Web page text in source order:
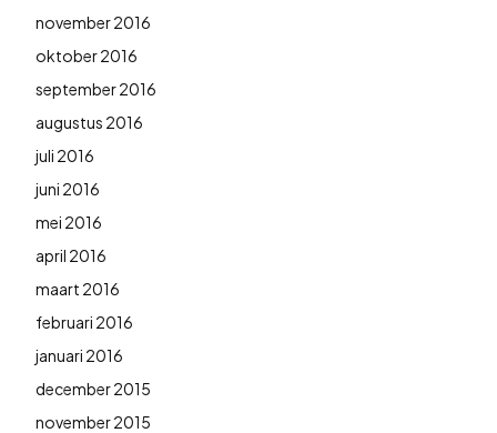
november 2016
oktober 2016
september 2016
augustus 2016
juli 2016
juni 2016
mei 2016
april 2016
maart 2016
februari 2016
januari 2016
december 2015
november 2015